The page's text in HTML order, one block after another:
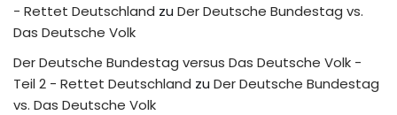
- Rettet Deutschland zu Der Deutsche Bundestag vs.
Das Deutsche Volk
Der Deutsche Bundestag versus Das Deutsche Volk -
Teil 2 - Rettet Deutschland zu Der Deutsche Bundestag
vs. Das Deutsche Volk